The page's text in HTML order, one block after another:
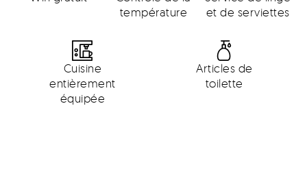
température
et de serviettes
Cuisine
entièrement
équipée
Articles de
toilette